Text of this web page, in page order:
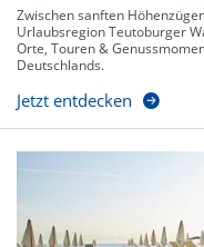
Zwischen sanften
Urlaubsregion Teutoburger
Orte, Touren &
Deutschlands.
Jetzt entdecken